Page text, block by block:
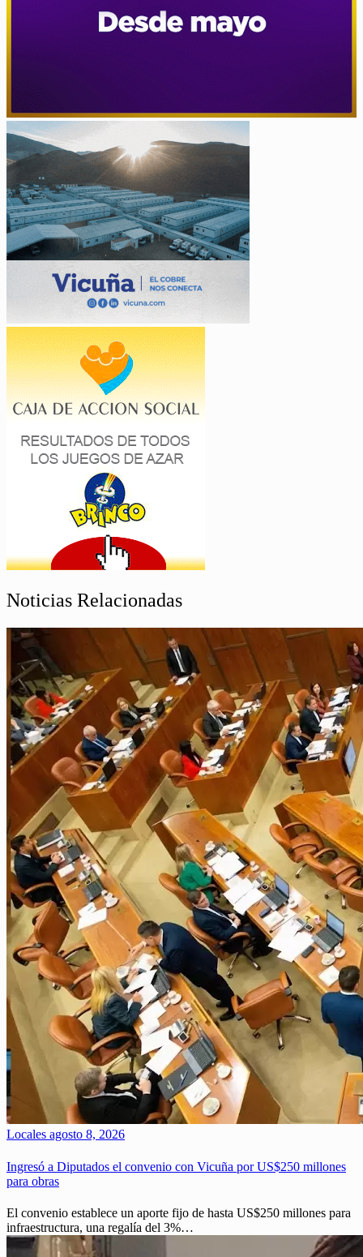
Noticias Relacionadas
Locales agosto 8, 2026
Ingresó a Diputados el convenio con Vicuña por US$250 millones
para obras
El convenio establece un aporte fijo de hasta US$250 millones para
infraestructura, una regalía del 3%…